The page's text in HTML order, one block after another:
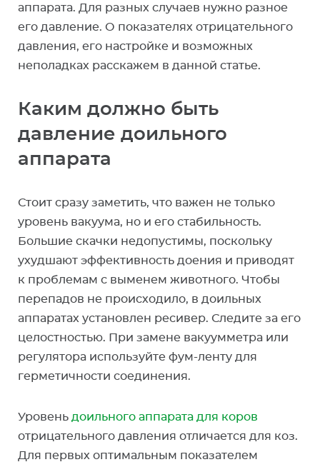
аппарата. Для разных случаев нужно разное
его давление. О показателях отрицательного
давления, его настройке и возможных
неполадках расскажем в данной статье.
Каким должно быть
давление доильного
аппарата
Стоит сразу заметить, что важен не только
уровень вакуума, но и его стабильность.
Большие скачки недопустимы, поскольку
ухудшают эффективность доения и приводят
к проблемам с выменем животного. Чтобы
перепадов не происходило, в доильных
аппаратах установлен ресивер. Следите за его
целостностью. При замене вакуумметра или
регулятора используйте фум-ленту для
герметичности соединения.
Уровень доильного аппарата для коров
отрицательного давления отличается для коз.
Для первых оптимальным показателем